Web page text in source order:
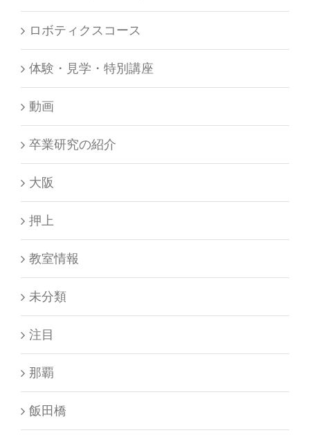
ロボティクスコース
体験・見学・特別講座
動画
卒業研究の紹介
大阪
押上
教室情報
未分類
注目
那覇
飯田橋